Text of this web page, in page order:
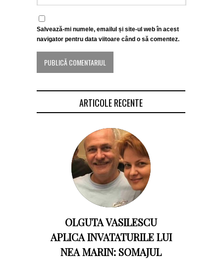
Salvează-mi numele, emailul și site-ul web în acest
navigator pentru data viitoare când o să comentez.
ARTICOLE RECENTE
OLGUTA VASILESCU
APLICA INVATATURILE LUI
NEA MARIN: SOMAJUL